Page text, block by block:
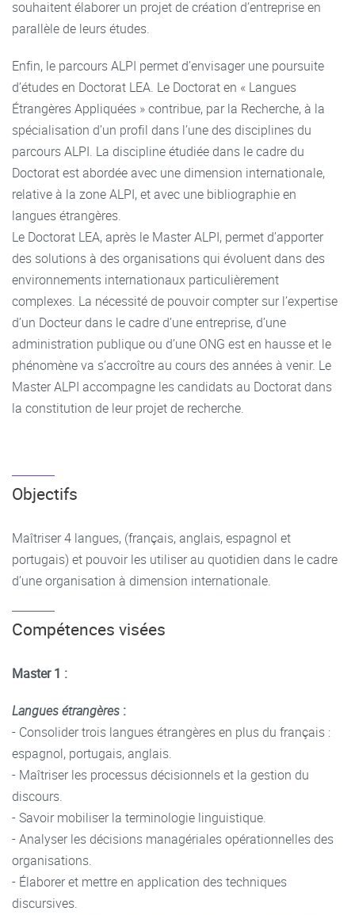
souhaitent élaborer un projet de création d’entreprise en
parallèle de leurs études.
Enfin, le parcours ALPI permet d’envisager une poursuite
d’études en Doctorat LEA. Le Doctorat en « Langues
Étrangères Appliquées » contribue, par la Recherche, à la
spécialisation d’un profil dans l’une des disciplines du
parcours ALPI. La discipline étudiée dans le cadre du
Doctorat est abordée avec une dimension internationale,
relative à la zone ALPI, et avec une bibliographie en
langues étrangères.
Le Doctorat LEA, après le Master ALPI, permet d’apporter
des solutions à des organisations qui évoluent dans des
environnements internationaux particulièrement
complexes. La nécessité de pouvoir compter sur l’expertise
d’un Docteur dans le cadre d’une entreprise, d’une
administration publique ou d’une ONG est en hausse et le
phénomène va s’accroître au cours des années à venir. Le
Master ALPI accompagne les candidats au Doctorat dans
la constitution de leur projet de recherche.
Objectifs
Maîtriser 4 langues, (français, anglais, espagnol et
portugais) et pouvoir les utiliser au quotidien dans le cadre
d’une organisation à dimension internationale.
Compétences visées
Master 1 :
Langues étrangères :
- Consolider trois langues étrangères en plus du français :
espagnol, portugais, anglais.
- Maîtriser les processus décisionnels et la gestion du
discours.
- Savoir mobiliser la terminologie linguistique.
- Analyser les décisions managériales opérationnelles des
organisations.
- Élaborer et mettre en application des techniques
discursives.